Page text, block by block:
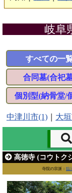
岐阜
すべての一
合同墓(合祀
個別型(納骨堂/
中津川市(1) 大
高徳寺 (コウトク
寺院の宗派： 臨